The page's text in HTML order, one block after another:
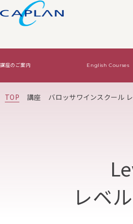
講座のご案内 English Courses
絶対はずさないワイン！TOP
TOP 講座 バロッサワインスクール
レベ